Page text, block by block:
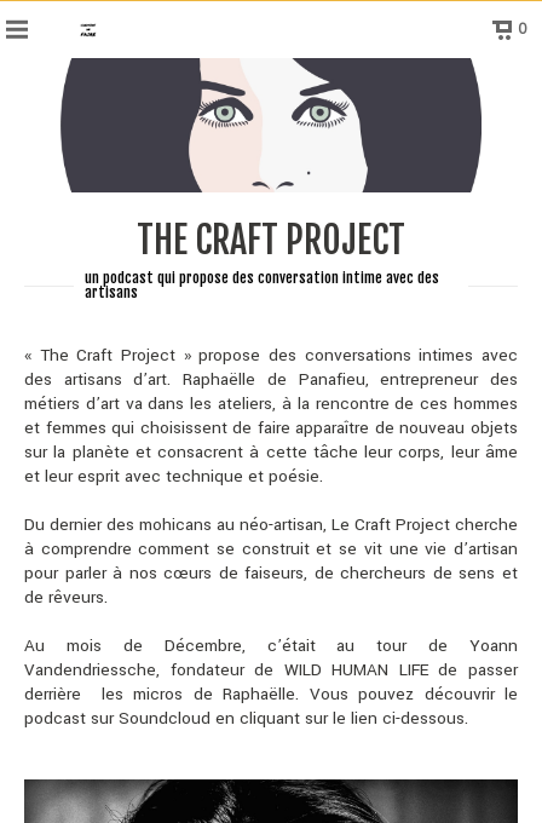
0
THE CRAFT PROJECT
un podcast qui propose des conversation intime avec des
artisans
« The Craft Project » propose des conversations intimes avec
des artisans d’art. Raphaëlle de Panafieu, entrepreneur des
métiers d’art va dans les ateliers, à la rencontre de ces hommes
et femmes qui choisissent de faire apparaître de nouveau objets
sur la planète et consacrent à cette tâche leur corps, leur âme
et leur esprit avec technique et poésie.
Du dernier des mohicans au néo-artisan, Le Craft Project cherche
à comprendre comment se construit et se vit une vie d’artisan
pour parler à nos cœurs de faiseurs, de chercheurs de sens et
de rêveurs.
Au mois de Décembre, c’était au tour de Yoann
Vandendriessche, fondateur de WILD HUMAN LIFE de passer
derrière les micros de Raphaëlle. Vous pouvez découvrir le
podcast sur Soundcloud en cliquant sur le lien ci-dessous.